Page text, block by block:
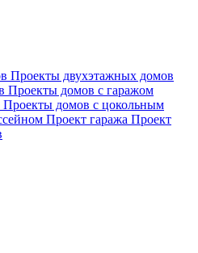
Проекты двухэтажных домов
Проекты домов с гаражом
Проекты домов с цокольным
Проект гаража Проект